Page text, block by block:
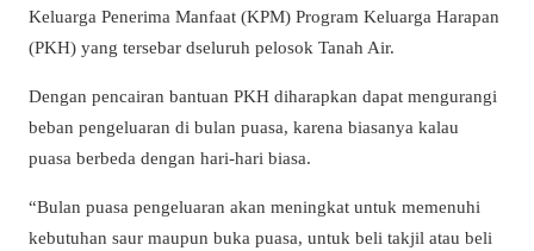
Keluarga Penerima Manfaat (KPM) Program Keluarga Harapan
(PKH) yang tersebar dseluruh pelosok Tanah Air.
Dengan pencairan bantuan PKH diharapkan dapat mengurangi
beban pengeluaran di bulan puasa, karena biasanya kalau
puasa berbeda dengan hari-hari biasa.
“Bulan puasa pengeluaran akan meningkat untuk memenuhi
kebutuhan saur maupun buka puasa, untuk beli takjil atau beli